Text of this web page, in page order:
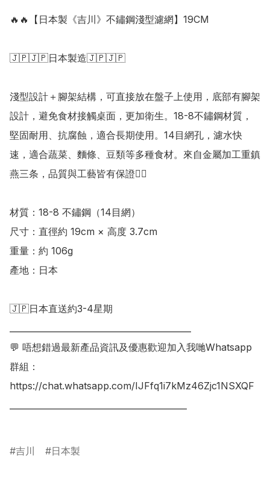
🔥🔥【日本製《吉川》不鏽鋼淺型濾網】19CM
🇯🇵🇯🇵日本製造🇯🇵🇯🇵
淺型設計＋腳架結構，可直接放在盤子上使用，底部有腳架
設計，避免食材接觸桌面，更加衛生。18-8不鏽鋼材質，
堅固耐用、抗腐蝕，適合長期使用。14目網孔，濾水快
速，適合蔬菜、麵條、豆類等多種食材。來自金屬加工重鎮
燕三条，品質與工藝皆有保證👍🏻
材質：18-8 不鏽鋼（14目網）
尺寸：直徑約 19cm × 高度 3.7cm
重量：約 106g
產地：日本
🇯🇵日本直送約3-4星期
💬 唔想錯過最新產品資訊及優惠歡迎加入我哋Whatsapp
群組：
https://chat.whatsapp.com/IJFfq1i7kMz46Zjc1NSXQF
吉川 日本製